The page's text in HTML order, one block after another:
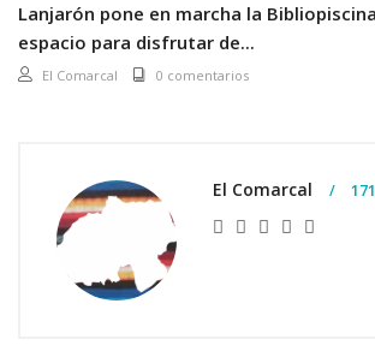
Lanjarón pone en marcha la
espacio para disfrutar de...
El Comarcal 0 comentarios
El Comarcal